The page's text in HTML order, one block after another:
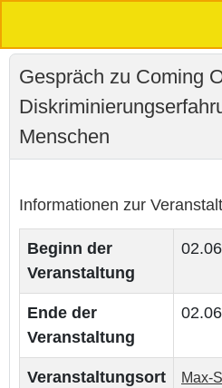
Gespräch zu Coming
Menschen
Informationen zur
Beginn der
Veranstaltung
Ende der
Veranstaltung
Veranstaltungsort Max-